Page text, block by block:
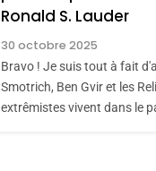
Maroc : Les
De Tafraout, Le
De Tadla Azilal
Consacrés
Du Terroir
DAFINA MAROC
Ronald S. Lauder
30 octobre 2025
Bravo ! Je suis tout à fait
Smotrich, Ben Gvir et les
extrêmistes vivent dans le